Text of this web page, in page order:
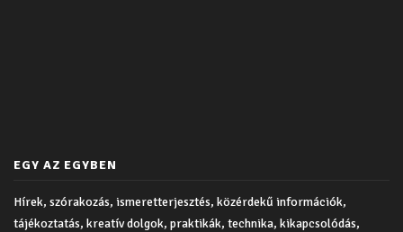
EGY AZ EGYBEN
Hírek, szórakozás, ismeretterjesztés, közérdekű információk,
tájékoztatás, kreatív dolgok, praktikák, technika, kikapcsolódás,